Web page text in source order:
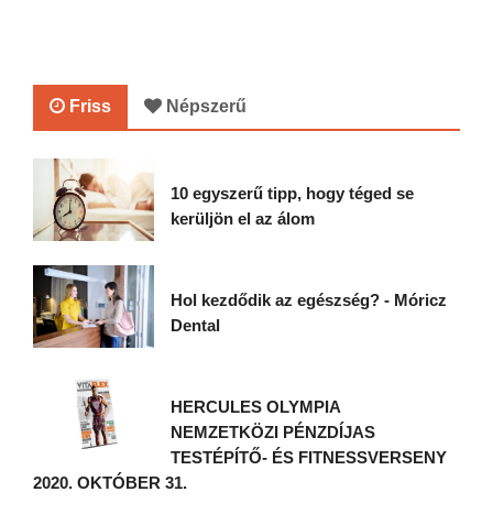
Friss Népszerű
10 egyszerű tipp, hogy téged se
kerüljön el az álom
Hol kezdődik az egészség? - Móricz
Dental
HERCULES OLYMPIA
NEMZETKÖZI PÉNZDÍJAS
TESTÉPÍTŐ- ÉS FITNESSVERSENY
2020. OKTÓBER 31.